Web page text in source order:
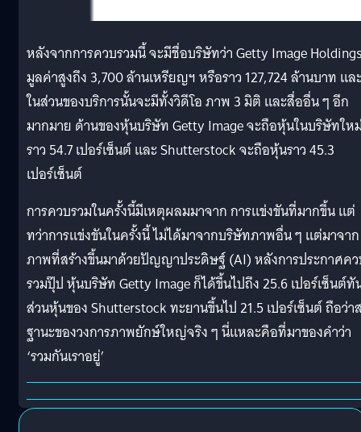
หลังจากการควบรวมนี้ จะมีชื่อบริษัทว่า Getty Image
มูลค่าสูงถึง 3,700 ล้านเหรียญฯ หรือราว 127,724 ล้านบาท แล
ในส่วนของบริการนั้นจะมีทั้งวิดีโอ ภาพ 3 มิติ และสื่ออื่น ๆ อีก
มากมาย ด้านของหุ้นบริษัท Getty Image จะถือหุ้นในบริษัทให
ราว 54.7 เปอร์เซ็นต์ และ Shutterstock จะถือหุ้นราว 45.3
เปอร์เซ็นต์
การควบรวมในครั้งนี้มีเหตุผลมมาจาก การแข่งขันที่มากขึ้น แต่
ทว่าการแข่งขันในครั้งนี้ ไม่ได้มาจากบริษัทภาพอื่น ๆ แต่มาจาก
ภาพที่สร้างขึ้นมาด้วยปัญญาประดิษฐ์ (AI) หลังการประกาศค
รวมปุ๊ป หุ้นบริษัท Getty Image ก็ได้ขึ้นไปถึง 25.6 เปอร์เซ็นต์
ส่วนหุ้นของ Shutterstock ทะยานขึ้นไป 21.5 เปอร์เซ็นต์ ถือว่า
ฐานะของวงการภาพยักษ์ใหญ่จริง ๆ นี่แหละคือที่มาของคำว่า
‘รวมกันเราอยู่’